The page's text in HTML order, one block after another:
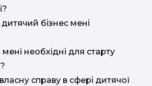
бізнес мені
необхідні для старту
справу в сфері дитячої